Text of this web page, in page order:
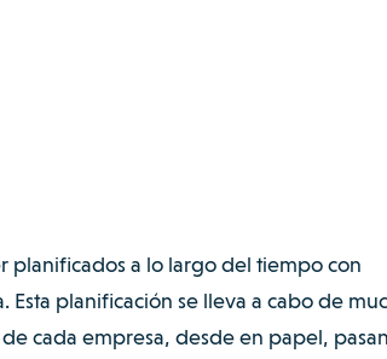
planificados a lo largo del tiempo con
planificación se lleva a cabo de
cada empresa, desde en papel,